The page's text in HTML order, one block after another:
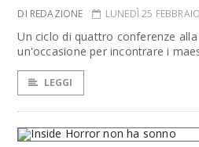
DI REDAZIONE LUNEDÌ 25
Un ciclo di quattro conferenze
un'occasione per incontrare i
LEGGI